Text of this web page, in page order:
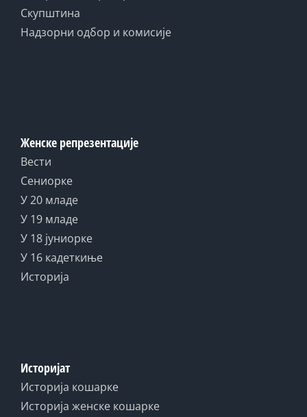
Скупштина
Надзорни одбор и комисије
Женске репрезентације
Вести
Сениорке
У 20 младе
У 19 младе
У 18 јуниорке
У 16 кадеткиње
Историја
Историјат
Историја кошарке
Историја женске кошарке